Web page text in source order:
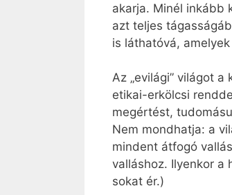
akarja. Minél inkább
azt teljes
is láthatóvá,
Az „evilági” világot
etikai-erkölcsi
megértést,
Nem mondhatja: a
mindent átfogó
valláshoz. Ilyenkor a
sokat ér.)